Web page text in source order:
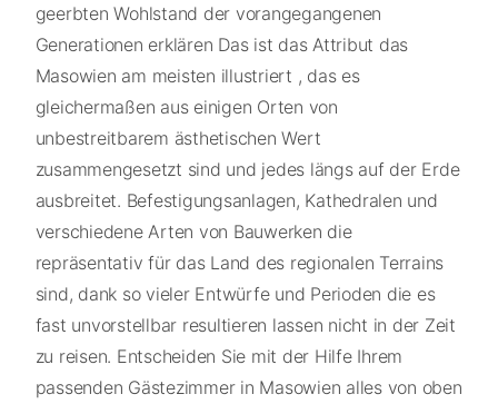
geerbten Wohlstand der vorangegangenen
Generationen erklären Das ist das Attribut das
Masowien am meisten illustriert , das es
gleichermaßen aus einigen Orten von
unbestreitbarem ästhetischen Wert
zusammengesetzt sind und jedes längs auf der Erde
ausbreitet. Befestigungsanlagen, Kathedralen und
verschiedene Arten von Bauwerken die
repräsentativ für das Land des regionalen Terrains
sind, dank so vieler Entwürfe und Perioden die es
fast unvorstellbar resultieren lassen nicht in der Zeit
zu reisen. Entscheiden Sie mit der Hilfe Ihrem
passenden Gästezimmer in Masowien alles von oben